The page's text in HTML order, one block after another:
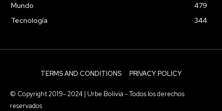
Mundo
479
Tecnología
344
TERMS AND CONDITIONS PRIVACY POLICY
© Copyright 2019- 2024 | Urbe Bolivia - Todos los derechos
reservados